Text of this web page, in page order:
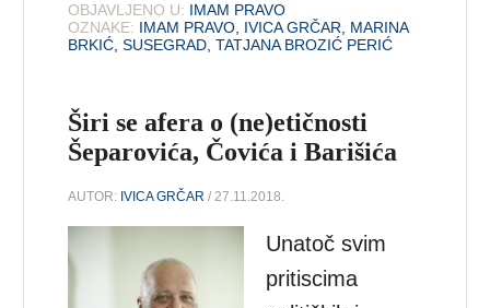
OBJAVLJENO U: IMAM PRAVO
OZNAKE: IMAM PRAVO, IVICA GRČAR, MARINA
BRKIĆ,SUSEGRAD,TATJANA BROZIĆ PERIĆ
Širi se afera o (ne)etičnosti
Šeparovića, Čovića i Barišića
AUTOR: IVICA GRČAR / 27.11.2018.
Unatoč svim
pritiscima